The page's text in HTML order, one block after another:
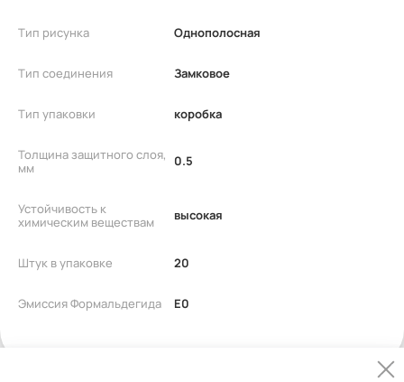
Тип рисунка Однополосная
Тип соединения Замковое
Тип упаковки коробка
Толщина защитного слоя,
мм
0.5
Устойчивость к
химическим веществам
высокая
Штук в упаковке 20
Эмиссия Формальдегида E0